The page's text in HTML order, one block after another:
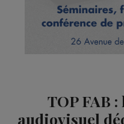
TOP FAB
audiovisuel